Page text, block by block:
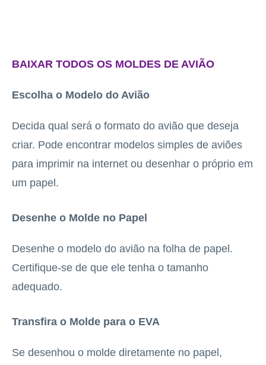
BAIXAR TODOS OS MOLDES DE AVIÃO
Escolha o Modelo do Avião
Decida qual será o formato do avião que deseja
criar. Pode encontrar modelos simples de aviões
para imprimir na internet ou desenhar o próprio em
um papel.
Desenhe o Molde no Papel
Desenhe o modelo do avião na folha de papel.
Certifique-se de que ele tenha o tamanho
adequado.
Transfira o Molde para o EVA
Se desenhou o molde diretamente no papel,